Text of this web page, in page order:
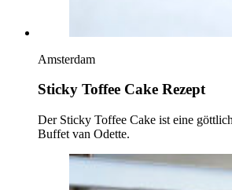
Amsterdam
Sticky Toffee Cake Rezept
Der Sticky Toffee Cake ist eine
Buffet van Odette.